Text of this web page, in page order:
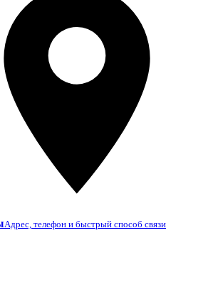
Адрес, телефон и быстрый способ связи